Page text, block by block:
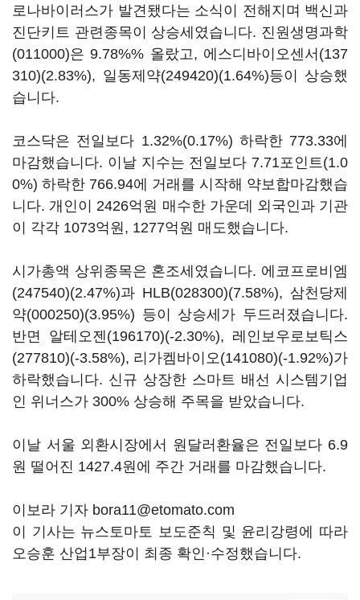
로나바이러스가 발견됐다는 소식이 전해지며 백신과
진단키트 관련종목이 상승세였습니다. 진원생명과학
(011000)은 9.78%% 올랐고, 에스디바이오센서(137
310)(2.83%), 일동제약(249420)(1.64%)등이 상승했
습니다.
코스닥은 전일보다 1.32%(0.17%) 하락한 773.33에
마감했습니다. 이날 지수는 전일보다 7.71포인트(1.0
0%) 하락한 766.94에 거래를 시작해 약보합마감했습
니다. 개인이 2426억원 매수한 가운데 외국인과 기관
이 각각 1073억원, 1277억원 매도했습니다.
시가총액 상위종목은 혼조세였습니다. 에코프로비엠
(247540)(2.47%)과 HLB(028300)(7.58%), 삼천당제
약(000250)(3.95%) 등이 상승세가 두드러졌습니다.
반면 알테오젠(196170)(-2.30%), 레인보우로보틱스
(277810)(-3.58%), 리가켐바이오(141080)(-1.92%)가
하락했습니다. 신규 상장한 스마트 배선 시스템기업
인 위너스가 300% 상승해 주목을 받았습니다.
이날 서울 외환시장에서 원달러환율은 전일보다 6.9
원 떨어진 1427.4원에 주간 거래를 마감했습니다.
이보라 기자 bora11@etomato.com
이 기사는 뉴스토마토 보도준칙 및 윤리강령에 따라
오승훈 산업1부장이 최종 확인·수정했습니다.